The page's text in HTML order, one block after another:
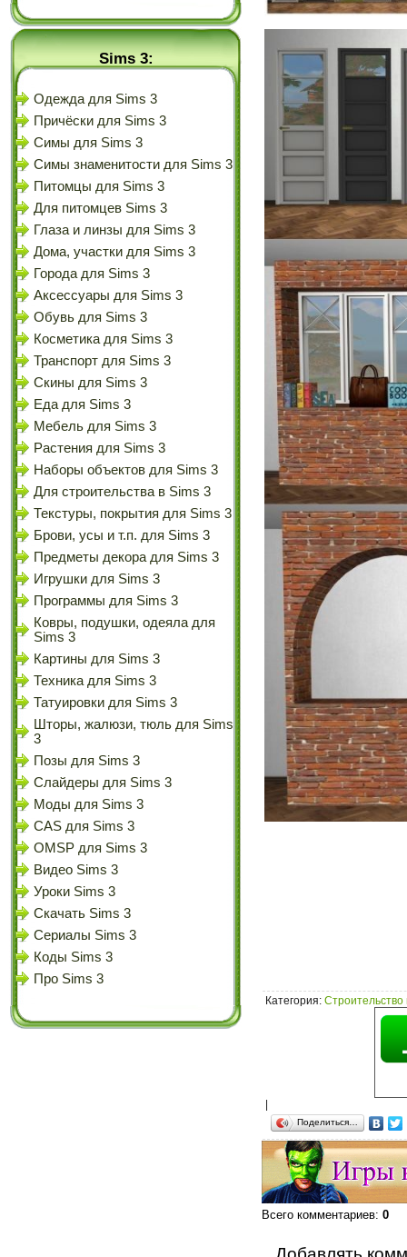
Sims 3:
Одежда для Sims 3
Причёски для Sims 3
Симы для Sims 3
Симы знаменитости для Sims 3
Питомцы для Sims 3
Для питомцев Sims 3
Глаза и линзы для Sims 3
Дома, участки для Sims 3
Города для Sims 3
Аксессуары для Sims 3
Обувь для Sims 3
Косметика для Sims 3
Транспорт для Sims 3
Скины для Sims 3
Еда для Sims 3
Мебель для Sims 3
Растения для Sims 3
Наборы объектов для Sims 3
Для строительства в Sims 3
Текстуры, покрытия для Sims 3
Брови, усы и т.п. для Sims 3
Предметы декора для Sims 3
Игрушки для Sims 3
Программы для Sims 3
Ковры, подушки, одеяла для
Sims 3
Картины для Sims 3
Техника для Sims 3
Татуировки для Sims 3
Шторы, жалюзи, тюль для Sims
3
Позы для Sims 3
Слайдеры для Sims 3
Моды для Sims 3
CAS для Sims 3
OMSP для Sims 3
Видео Sims 3
Уроки Sims 3
Скачать Sims 3
Сериалы Sims 3
Коды Sims 3
Про Sims 3
Категория: Строительство
Поделиться…
Всего комментариев: 0